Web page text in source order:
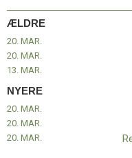
Næste
En
frisk
hilsen
fra
RwandaForrige
indlæg:
På
ÆLDRE
20. MAR.
20. MAR.
13. MAR.
NYERE
20. MAR.
20. MAR.
20. MAR.